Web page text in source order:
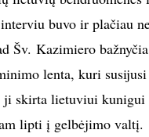
buvo ir plačiau
Šv. Kazimiero
lenta, kuri
ji skirta lietuviui
lipti į gelbėjimo valtį.